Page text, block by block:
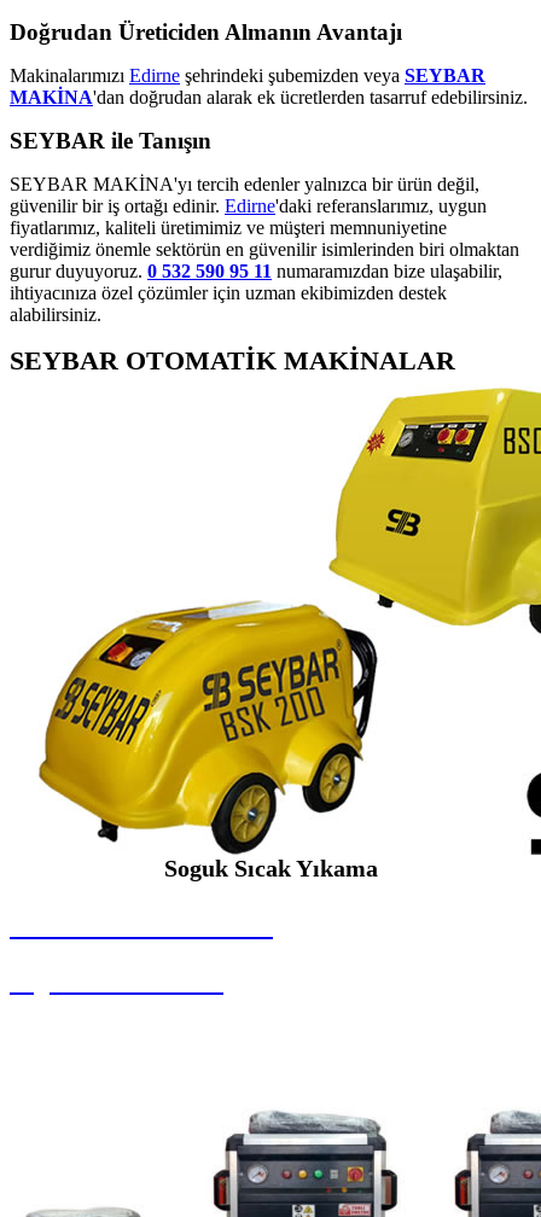
Doğrudan Üreticiden Almanın Avantajı
Makinalarımızı Edirne şehrindeki şubemizden veya SEYBAR
MAKİNA'dan doğrudan alarak ek ücretlerden tasarruf edebilirsiniz.
SEYBAR ile Tanışın
SEYBAR MAKİNA'yı tercih edenler yalnızca bir ürün değil,
güvenilir bir iş ortağı edinir. Edirne'daki referanslarımız, uygun
fiyatlarımız, kaliteli üretimimiz ve müşteri memnuniyetine
verdiğimiz önemle sektörün en güvenilir isimlerinden biri olmaktan
gurur duyuyoruz. 0 532 590 95 11 numaramızdan bize ulaşabilir,
ihtiyacınıza özel çözümler için uzman ekibimizden destek
alabilirsiniz.
SEYBAR OTOMATİK MAKİNALAR
Soguk Sıcak Yıkama